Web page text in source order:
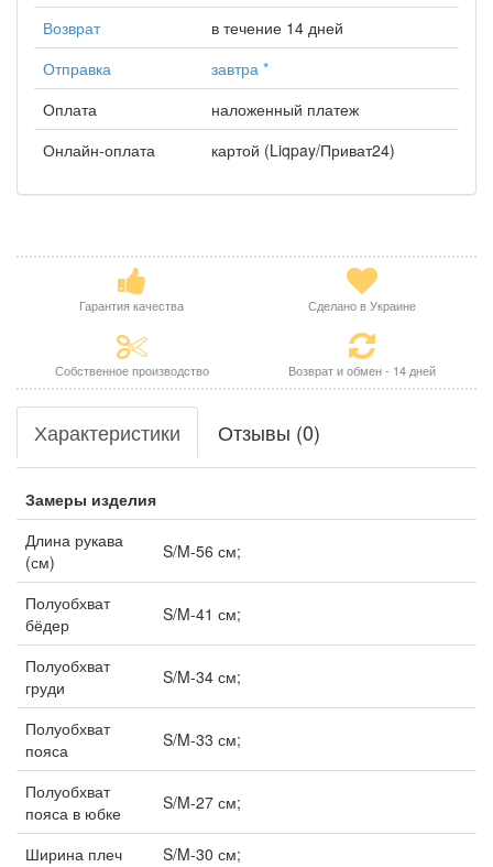
Возврат
в течение 14 дней
Отправка
завтра *
Оплата
наложенный платеж
Онлайн-оплата
картой (Liqpay/Приват24)
Гарантия качества Сделано в Украине
Собственное производство Возврат и обмен - 14 дней
Характеристики Отзывы (0)
Замеры изделия
Длина рукава
(см)
S/M-56 см;
Полуобхват
бёдер
S/M-41 см;
Полуобхват
груди
S/M-34 см;
Полуобхват
пояса
S/M-33 см;
Полуобхват
пояса в юбке
S/M-27 см;
Ширина плеч
S/M-30 см;